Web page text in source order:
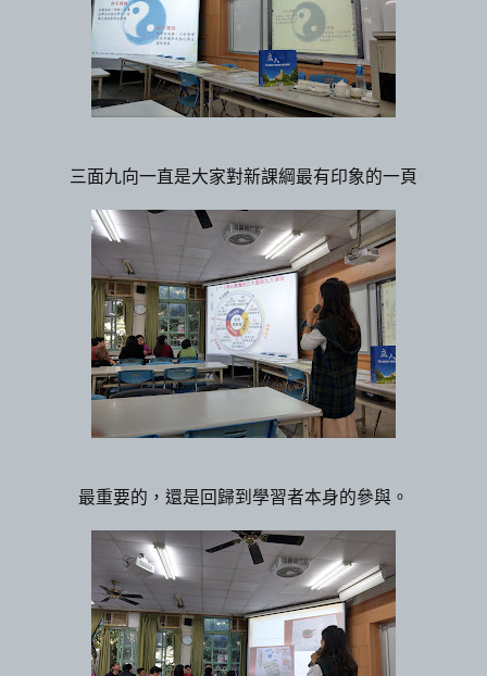
三面九向一直是大家對新課綱最有印象的一頁
最重要的，還是回歸到學習者本身的參與。